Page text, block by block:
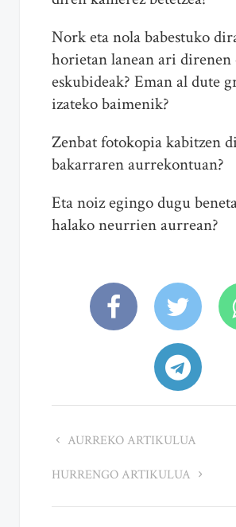
Nork eta nola babestuko
horietan lanean ari
eskubideak? Eman al dute
izateko baimenik?
Zenbat fotokopia kabitzen
bakarraren aurrekontuan?
Eta noiz egingo dugu
halako neurrien aurrean?
AURREKO ARTIKULUA
HURRENGO ARTIKULUA